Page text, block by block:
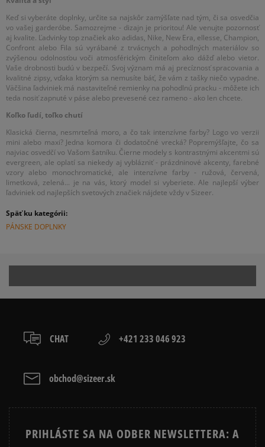
Keď si vyberáte doplnky, určite sa najskôr zamýšľate nad tým, či sa osvedčia
vo vašej garderóbe. Samozrejme - dizajn je prioritou! Ale venujte pozornosť
aj kvalite. Ľadvinky top značiek ako adidas, Nike, New Era, ellesse, Champion,
Confront alebo Fila sú vyrábané z trvácnych a pohodlných materiálov so
zvýšenou odolnosťou voči atmosférickým činiteľom ako dážď alebo vietor.
Vaše drobnosti budú v bezpečí. Svoj význam má aj precíznosť spracovania a
kvalitné zipsy, vďaka ktorým sa nemusíte báť, že vám z tašky niečo vypadne.
Väčšina ľadviniek má nastaviteľné remienky na pohodlnú pracku - môžete ich
teda nosiť zapnuté v páse alebo prevesené cez rameno - ako len chcete.
Koľko ľudí, toľko chutí
Klasická čierna, nesmrteľná moro, a čo tak intenzívne farby? Logo vo verzii
mini alebo maxi? Jedna komora či dodatočné vrecká? Popremýšľajte, čo sa
najviac osvedčí vo Vašom šatníku. Čierne modely s kontrastnými akcentmi sú
evergreen, ale oplatí sa niekedy aj vyblázniť - prázdninové akcenty, farebné
vzory alebo monochromatické, ale intenzívne farby - ružová, červená,
limetková, zelená... je na vás, ktorý model si vyberiete. Ale najlepší výber
ľadviniek od najlepších svetových značiek nájdete vždy v Sizeer.
Späť ku kategórii:
PÁNSKE DOPLNKY
CHAT +421 233 046 923
obchod@sizeer.sk
PRIHLÁSTE SA NA ODBER NEWSLETTERA: A